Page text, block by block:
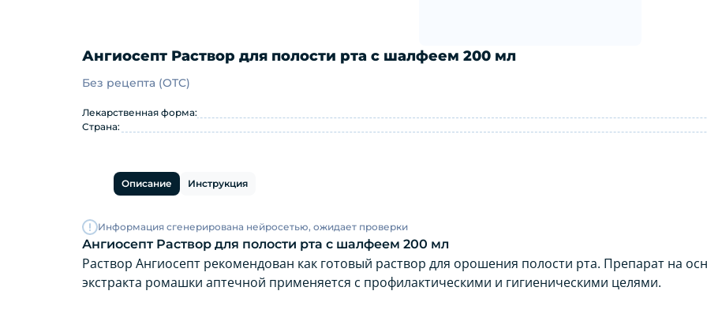
Ангиосепт Раствор для полости рта с шалфеем 200 мл
Ангиосепт Раствор для полости рта с шалфеем 200 мл:
Без рецепта (OTC)
Лекарственная форма:
Страна:
Описание Инструкция
Информация сгенерирована нейросетью, ожидает проверки
Ангиосепт Раствор для полости рта с шалфеем 200 мл
Раствор Ангиосепт рекомендован как готовый раствор для орошения полости рта. Препарат на
экстракта ромашки аптечной применяется с профилактическими и гигиеническими целями.